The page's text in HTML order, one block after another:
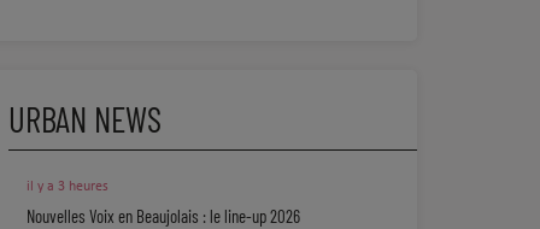
URBAN NEWS
il y a 3 heures
Nouvelles Voix en Beaujolais : le line-up 2026